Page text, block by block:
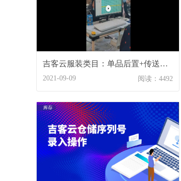
吉客云服装类目：单品后置+传送带+金属检测仪 作业现场
2021-09-09 阅读：4492